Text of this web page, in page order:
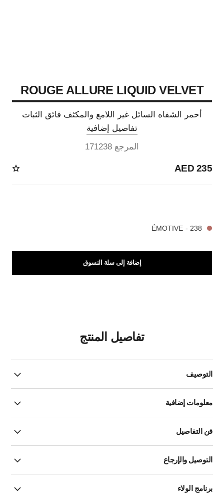
ROUGE ALLURE LIQUID VELVET
أحمر الشفاه السائل غير اللامع والمكثف فائق الثبات
تفاصيل إضافية
المرجع 171238
235 AED
238 - ÉMOTIVE
إضافة إلى سلة التسوق
تفاصيل المنتج
التوصيف
معلومات إضافية
فن التفاصيل
التوصيل والإرجاع
برنامج الولاء